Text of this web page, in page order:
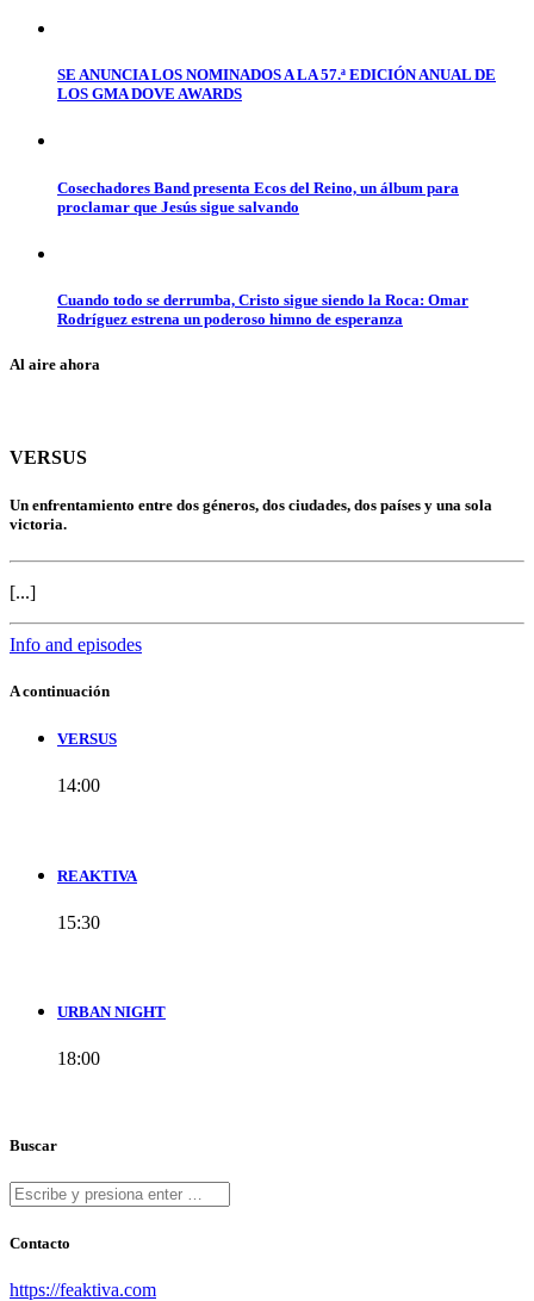
SE ANUNCIA LOS NOMINADOS A LA 57.ª EDICIÓN ANUAL DE
LOS GMA DOVE AWARDS
Cosechadores Band presenta Ecos del Reino, un álbum para
proclamar que Jesús sigue salvando
Cuando todo se derrumba, Cristo sigue siendo la Roca: Omar
Rodríguez estrena un poderoso himno de esperanza
Al aire ahora
VERSUS
Un enfrentamiento entre dos géneros, dos ciudades, dos países y una sola
victoria.
[...]
Info and episodes
A continuación
VERSUS
14:00
REAKTIVA
15:30
URBAN NIGHT
18:00
Buscar
Contacto
https://feaktiva.com